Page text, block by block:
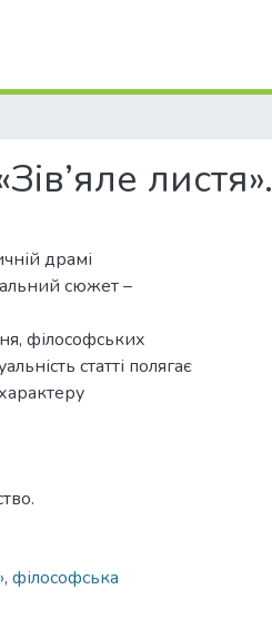
листя».
драмі
сюжет –
філософських
статті полягає
, філософська